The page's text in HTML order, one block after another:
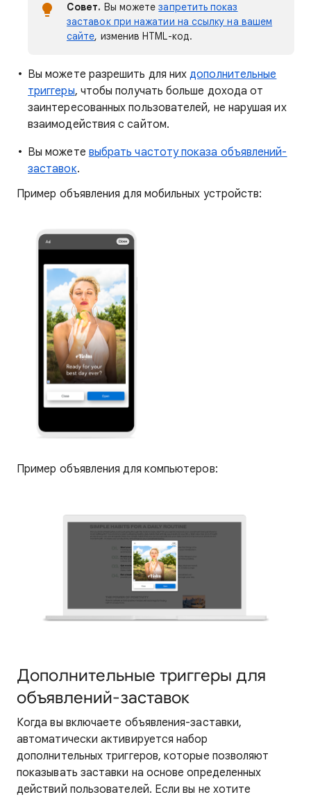
Совет. Вы можетезапретить показ
заставок при нажатии на ссылку на вашем
сайте, изменив HTML-код.
Вы можете разрешить для нихдополнительные
триггеры, чтобы получать больше дохода от
заинтересованных пользователей, не нарушая их
взаимодействия с сайтом.
Вы можете выбрать частоту показа объявлений-
заставок.
Пример объявления для мобильных устройств:
Пример объявления для компьютеров:
Дополнительные триггеры для
объявлений-заставок
Когда вы включаете объявления-заставки,
автоматически активируется набор
дополнительных триггеров, которые позволяют
показывать заставки на основе определенных
действий пользователей. Если вы не хотите